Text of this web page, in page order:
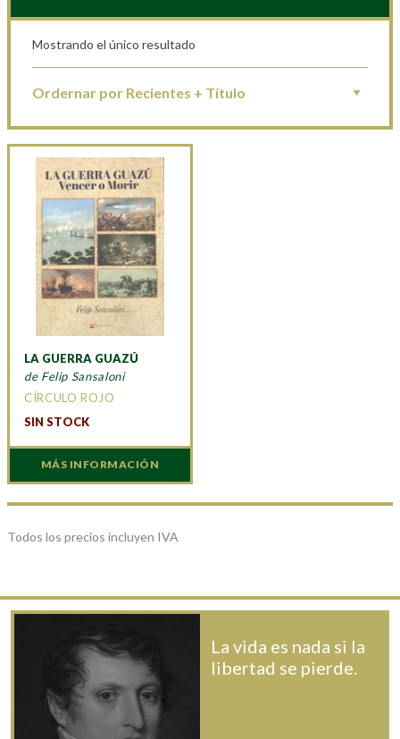
Mostrando el único resultado
LA GUERRA GUAZÚ
de Felip Sansaloni
CÍRCULO ROJO
SIN STOCK
MÁS INFORMACIÓN
Todos los precios incluyen IVA
La vida es nada si la
libertad se pierde.